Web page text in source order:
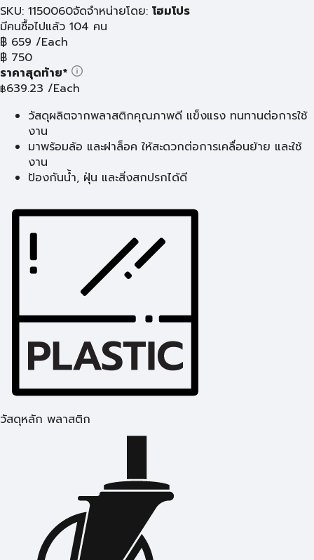
SKU: 1150060จัดจำหน่ายโดย: โฮมโปร
มีคนซื้อไปแล้ว 104 คน
฿ 659 /Each
฿ 750
ราคาสุดท้าย*
฿639.23 /Each
วัสดุผลิตจากพลาสติกคุณภาพดี แข็งแรง ทนทานต่อการใช้
งาน
มาพร้อมล้อ และฝาล็อค ให้สะดวกต่อการเคลื่อนย้าย และใช้
งาน
ป้องกันน้ำ, ฝุ่น และสิ่งสกปรกได้ดี
วัสดุหลัก พลาสติก